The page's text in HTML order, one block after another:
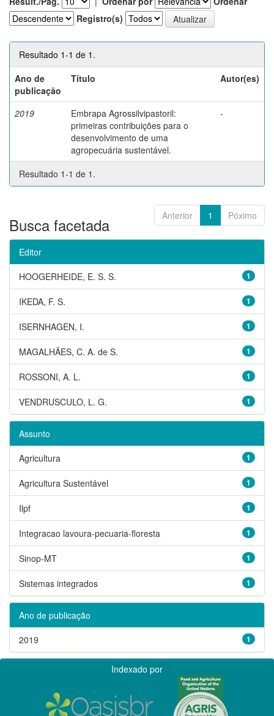
Registro(s)
Resultado 1-1 de 1.
Ano de
publicação
Título Autor(es)
2019
Embrapa Agrossilvipastoril:
primeiras contribuições para o
desenvolvimento de uma
agropecuária sustentável.
-
Resultado 1-1 de 1.
Anterior 1 Póximo
Busca facetada
Editor
1
HOOGERHEIDE, E. S. S.
1
IKEDA, F. S.
1
ISERNHAGEN, I.
1
MAGALHÃES, C. A. de S.
1
ROSSONI, A. L.
1
VENDRUSCULO, L. G.
Assunto
1
Agricultura
1
Agricultura Sustentável
1
Ilpf
1
Integracao lavoura-pecuaria-floresta
1
Sinop-MT
1
Sistemas integrados
Ano de publicação
1
2019
Indexado por